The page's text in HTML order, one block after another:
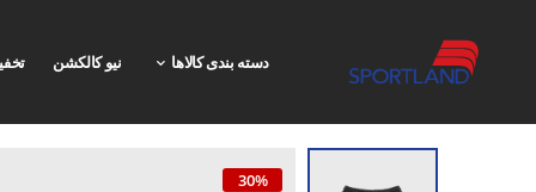
دسته بندی کالاها نیو کالکشن
30%